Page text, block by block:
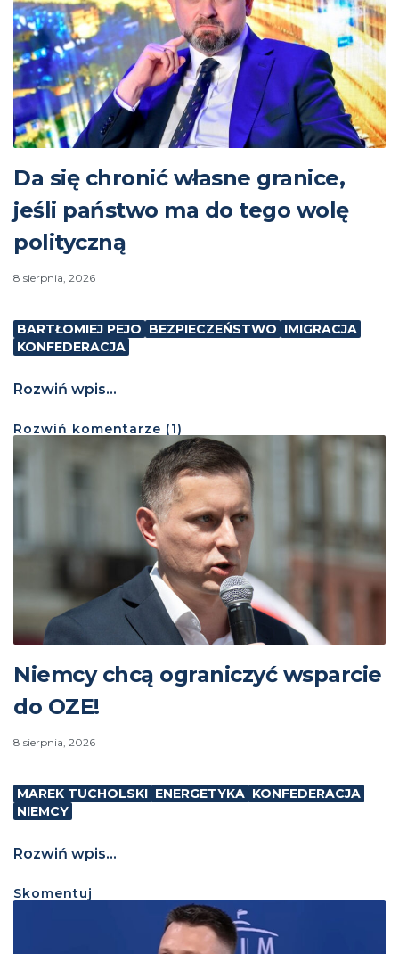
Da się chronić własne granice,
jeśli państwo ma do tego wolę
polityczną
8 sierpnia, 2026
BARTŁOMIEJ PEJO BEZPIECZEŃSTWO IMIGRACJA
KONFEDERACJA
Rozwiń wpis...
Rozwiń komentarze (1)
Niemcy chcą ograniczyć wsparcie
do OZE!
8 sierpnia, 2026
MAREK TUCHOLSKI ENERGETYKA KONFEDERACJA
NIEMCY
Rozwiń wpis...
Skomentuj